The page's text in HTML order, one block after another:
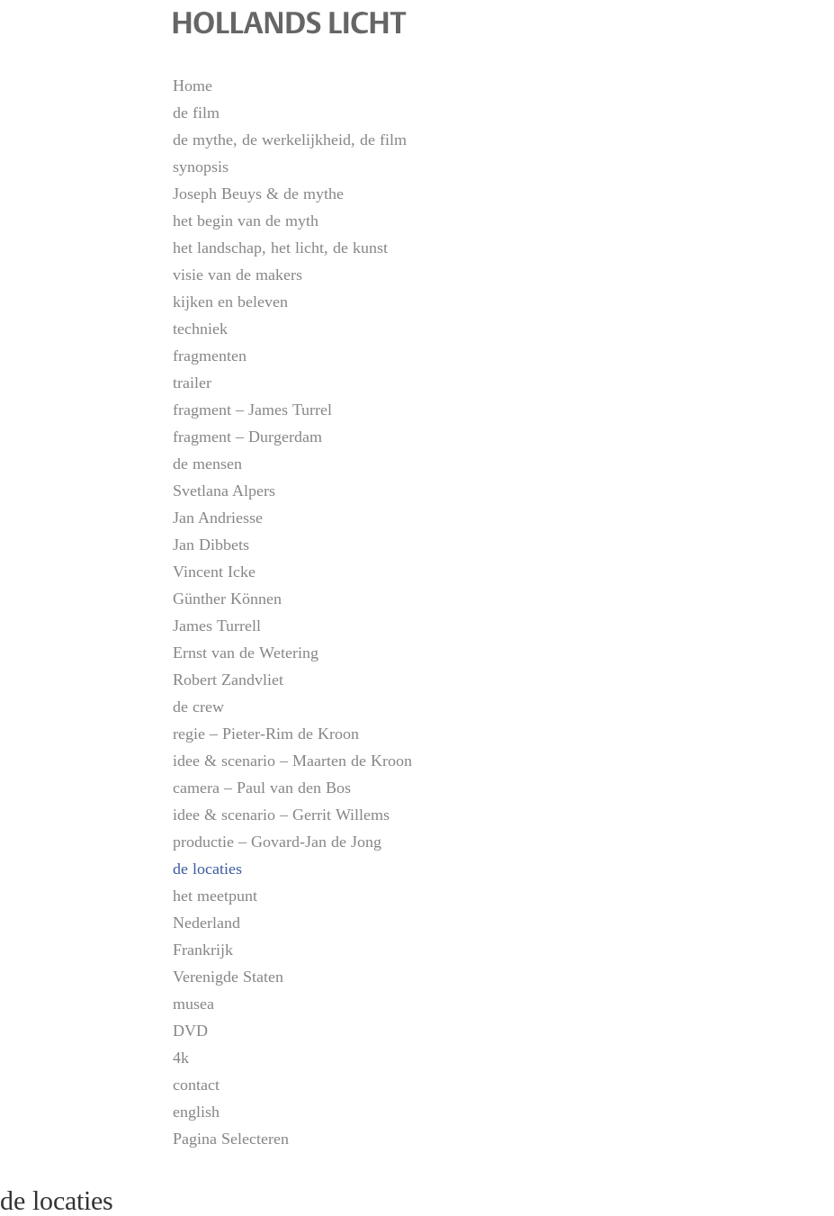
Home
de film
de mythe, de werkelijkheid, de film
synopsis
Joseph Beuys & de mythe
het begin van de myth
het landschap, het licht, de kunst
visie van de makers
kijken en beleven
techniek
fragmenten
trailer
fragment – James Turrel
fragment – Durgerdam
de mensen
Svetlana Alpers
Jan Andriesse
Jan Dibbets
Vincent Icke
Günther Können
James Turrell
Ernst van de Wetering
Robert Zandvliet
de crew
regie – Pieter-Rim de Kroon
idee & scenario – Maarten de Kroon
camera – Paul van den Bos
idee & scenario – Gerrit Willems
productie – Govard-Jan de Jong
de locaties
het meetpunt
Nederland
Frankrijk
Verenigde Staten
musea
DVD
4k
contact
english
Pagina Selecteren
de locaties